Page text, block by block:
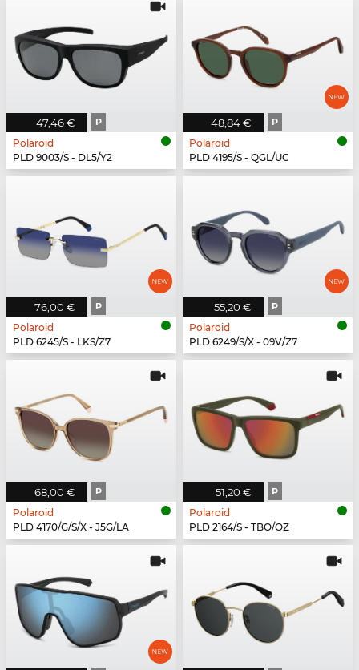
47,46 € P
Polaroid
PLD 9003/S - DL5/Y2
48,84 € P
Polaroid
PLD 4195/S - QGL/UC
76,00 € P
Polaroid
PLD 6245/S - LKS/Z7
55,20 € P
Polaroid
PLD 6249/S/X - 09V/Z7
68,00 € P
Polaroid
PLD 4170/G/S/X - J5G/LA
51,20 € P
Polaroid
PLD 2164/S - TBO/OZ